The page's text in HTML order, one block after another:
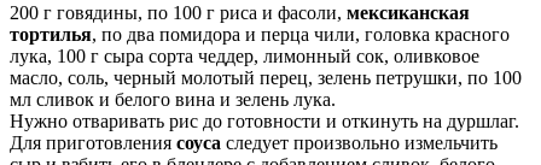
200 г говядины, по 100 г риса и фасоли, мексиканская
тортилья, по два помидора и перца чили, головка красного
лука, 100 г сыра сорта чеддер, лимонный сок, оливковое
масло, соль, черный молотый перец, зелень петрушки, по 100
мл сливок и белого вина и зелень лука.
Нужно отваривать рис до готовности и откинуть на дуршлаг.
Для приготовления соуса следует произвольно измельчить